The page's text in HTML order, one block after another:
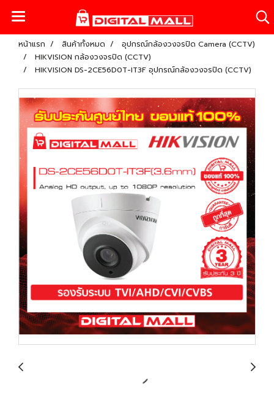
หน้าแรก สินค้าทั้งหมด
อุปกรณ์กล้องวงจรปิด Camera (CCTV)
HIKVISION กล้องวงจรปิด (CCTV)
HIKVISION DS-2CE56D0T-IT3F อุปกรณ์กล้องวงจรปิด (CCTV)